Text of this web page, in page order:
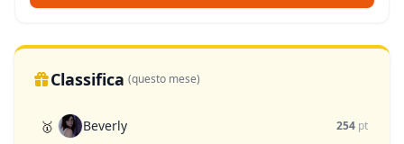
Classifica (questo mese)
🥇 Beverly 254 pt